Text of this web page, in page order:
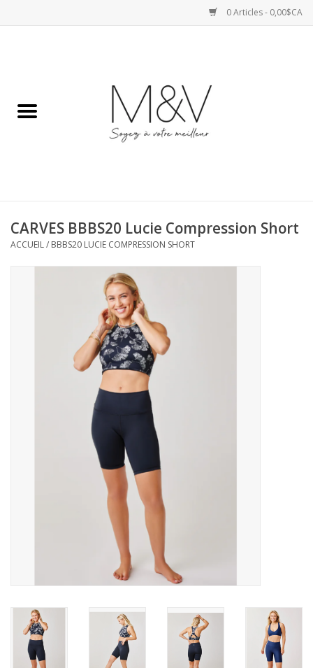
0 Articles - 0,00$CA
SPORTS
BAS
ACCESSOIRES
MAILLOTS DE BAIN
CARVES BBBS20 Lucie Compression Short
ACCUEIL/ BBBS20 LUCIE COMPRESSION SHORT